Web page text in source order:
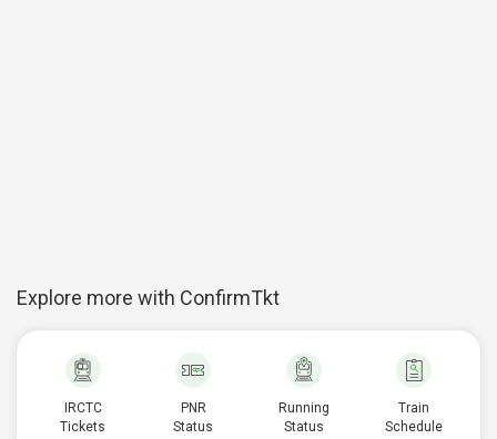
Explore more with ConfirmTkt
IRCTC
Tickets
PNR
Status
Running
Status
Train
Schedule